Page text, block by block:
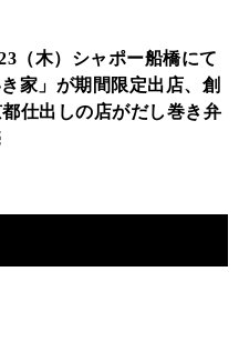
（木）シャポー船橋にて
き家」が期間限定出店、創
仕出しの店がだし巻き弁